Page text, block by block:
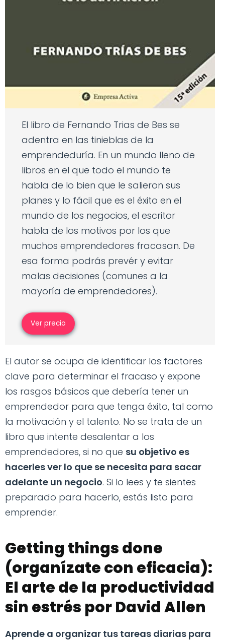
El libro de Fernando Trias de Bes se
adentra en las tinieblas de la
emprendeduría. En un mundo lleno de
libros en el que todo el mundo te
habla de lo bien que le salieron sus
planes y lo fácil que es el éxito en el
mundo de los negocios, el escritor
habla de los motivos por los que
muchos emprendedores fracasan. De
esa forma podrás prevér y evitar
malas decisiones (comunes a la
mayoría de emprendedores).
Ver precio
El autor se ocupa de identificar los factores
clave para determinar el fracaso y expone
los rasgos básicos que debería tener un
emprendedor para que tenga éxito, tal como
la motivación y el talento. No se trata de un
libro que intente desalentar a los
emprendedores, si no que su objetivo es
hacerles ver lo que se necesita para sacar
adelante un negocio. Si lo lees y te sientes
preparado para hacerlo, estás listo para
emprender.
Getting things done
(organízate con eficacia):
El arte de la productividad
sin estrés por David Allen
Aprende a organizar tus tareas diarias para